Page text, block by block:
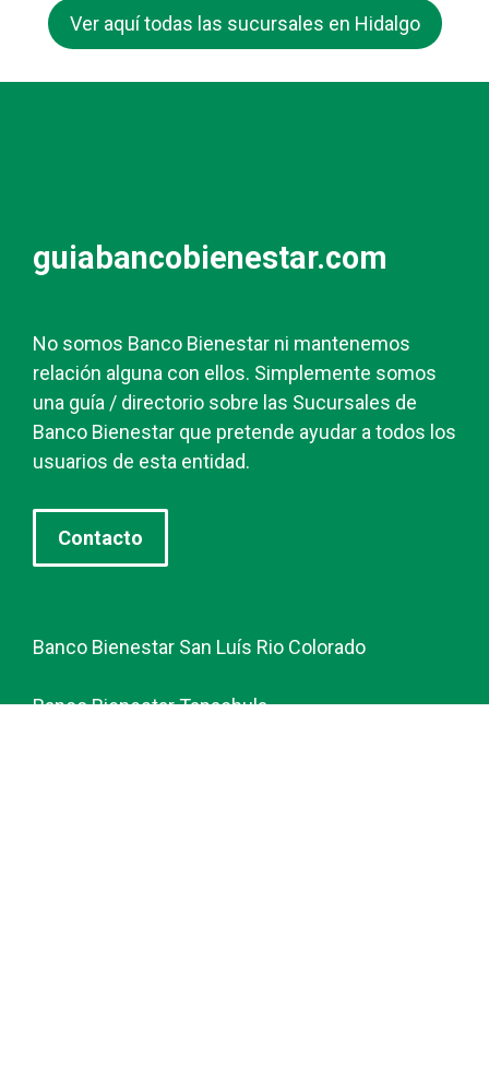
Ver aquí todas las sucursales en Hidalgo
guiabancobienestar.com
No somos Banco Bienestar ni mantenemos
relación alguna con ellos. Simplemente somos
una guía / directorio sobre las Sucursales de
Banco Bienestar que pretende ayudar a todos los
usuarios de esta entidad.
Contacto
Banco Bienestar San Luís Rio Colorado
Banco Bienestar Tapachula